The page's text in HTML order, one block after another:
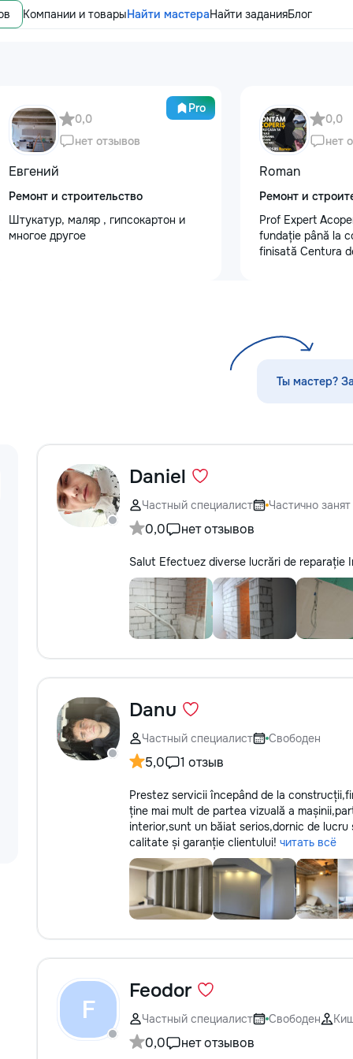
Компании и товарыНайти мастераНайти заданияБлог
Pro
0,0
нет отзывов
Евгений
Ремонт и строительство
Штукатур, маляр , гипсокартон и
многое другое
0,0
нет
Roman
Ремонт и
Prof Expert
fundație până la
finisată Centura
Ты мастер?
Daniel
Частный специалист Частично занят
0,0 нет отзывов
Salut Efectuez diverse lucrări de reparație
Danu
Частный специалист Свободен
5,0 1 отзыв
Prestez servicii începând de la
ține mai mult de partea vizuală a
interior,sunt un băiat serios,dornic de
calitate și garanție clientului! читать всё
F
Feodor
Частный специалист Свободен
0,0 нет отзывов